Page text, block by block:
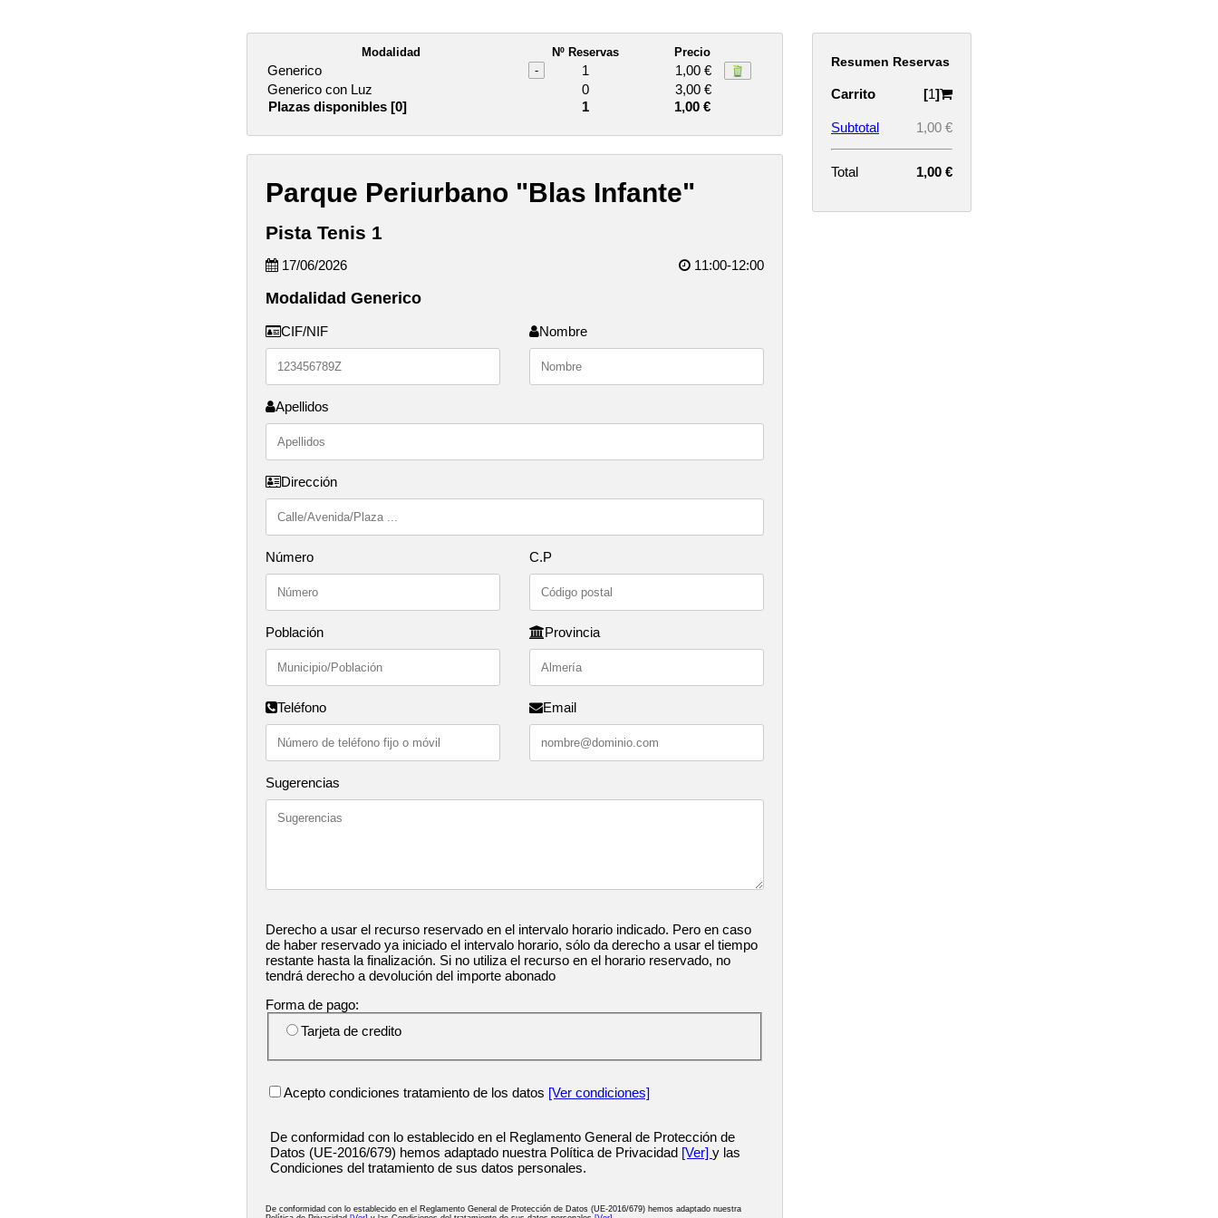
Modalidad Nº Reservas Precio
Generico - 1
1,00 €
Generico con Luz
0 3,00 €
Plazas disponibles [0] 1 1,00 €
Parque Periurbano "Blas Infante"
Pista Tenis 1
17/06/2026 11:00-12:00
Modalidad Generico
CIF/NIF Nombre
Apellidos
Dirección
Número C.P
Población Provincia
Teléfono Email
Sugerencias
Derecho a usar el recurso reservado en el intervalo horario indicado. Pero en caso
de haber reservado ya iniciado el intervalo horario, sólo da derecho a usar el tiempo
restante hasta la finalización. Si no utiliza el recurso en el horario reservado, no
tendrá derecho a devolución del importe abonado
Forma de pago:
Tarjeta de credito
Acepto condiciones tratamiento de los datos [Ver condiciones]
De conformidad con lo establecido en el Reglamento General de Protección de
Datos (UE-2016/679) hemos adaptado nuestra Política de Privacidad [Ver] y las
Condiciones del tratamiento de sus datos personales.
De conformidad con lo establecido en el Reglamento General de Protección de Datos (UE-2016/679) hemos adaptado nuestra
Resumen Reservas
Carrito [1]
Subtotal 1,00 €
Total 1,00 €